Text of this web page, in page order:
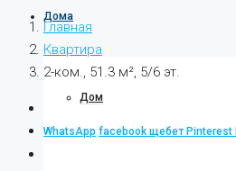
Дома
Дом
Главная
Квартира
2-ком., 51.3 м², 5/6 эт.
WhatsApp facebook щебет Pinterest